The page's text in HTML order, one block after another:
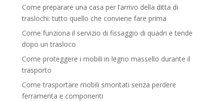
Come preparare una casa per l’arrivo della ditta di
traslochi: tutto quello che conviene fare prima
Come funziona il servizio di fissaggio di quadri e tende
dopo un trasloco
Come proteggere i mobili in legno massello durante il
trasporto
Come trasportare mobili smontati senza perdere
ferramenta e componenti